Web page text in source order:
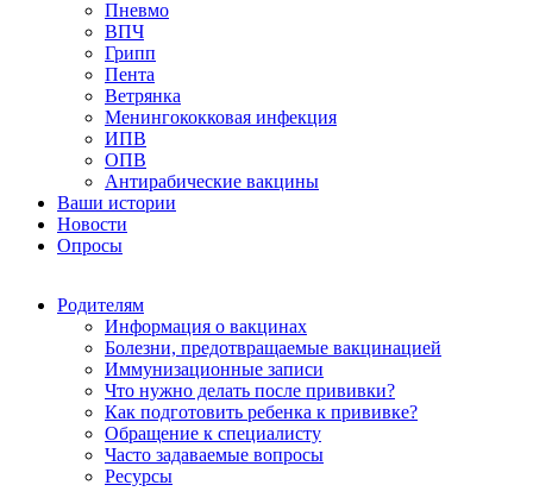
Пневмо
ВПЧ
Грипп
Пента
Ветрянка
Менингококковая инфекция
ИПВ
ОПВ
Антирабические вакцины
Ваши истории
Новости
Опросы
Родителям
Информация о вакцинах
Болезни, предотвращаемые вакцинацией
Иммунизационные записи
Что нужно делать после прививки?
Как подготовить ребенка к прививке?
Обращение к специалисту
Часто задаваемые вопросы
Ресурсы